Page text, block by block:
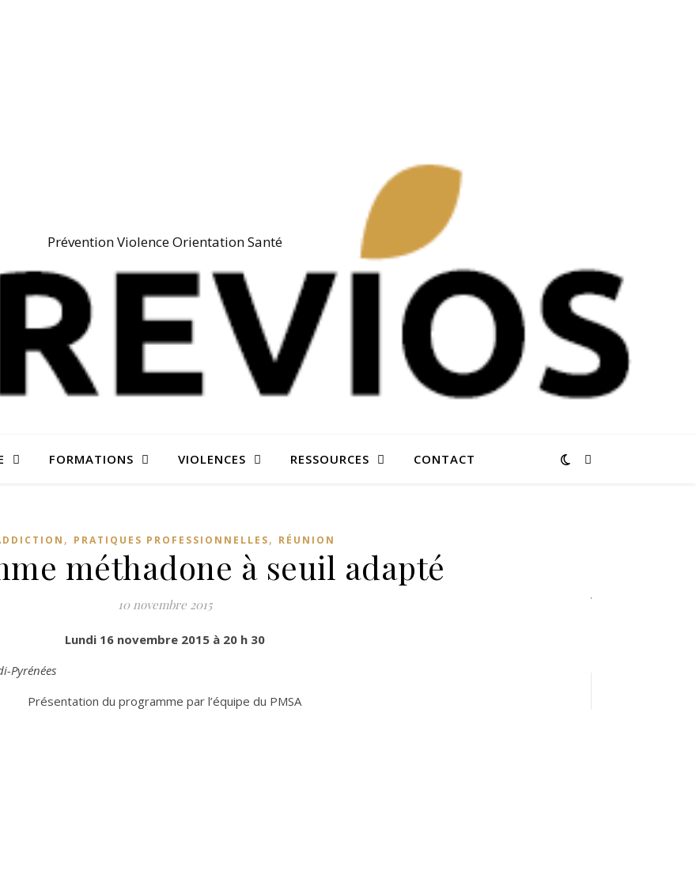
Prévention Violence Orientation Santé
FORMATIONS VIOLENCES RESSOURCES CONTACT
, PRATIQUES PROFESSIONNELLES, RÉUNION
méthadone à seuil adapté
10 novembre 2015
Lundi 16 novembre 2015 à 20 h 30
Pyrénées
Présentation du programme par l’équipe du PMSA
visites